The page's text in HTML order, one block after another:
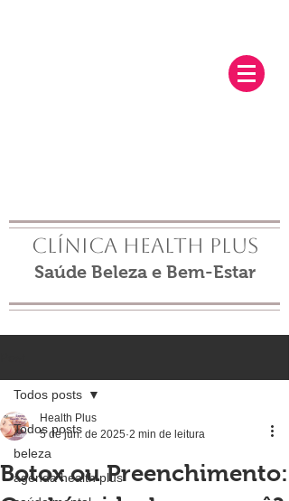
Clínica Health Plus
Saúde Beleza e Bem-Estar
Todos posts
beleza
agenda health plus
Todos posts
Botox ou Preenchimento:
Health Plus
5 de jun. de 2025 2 min de leitura